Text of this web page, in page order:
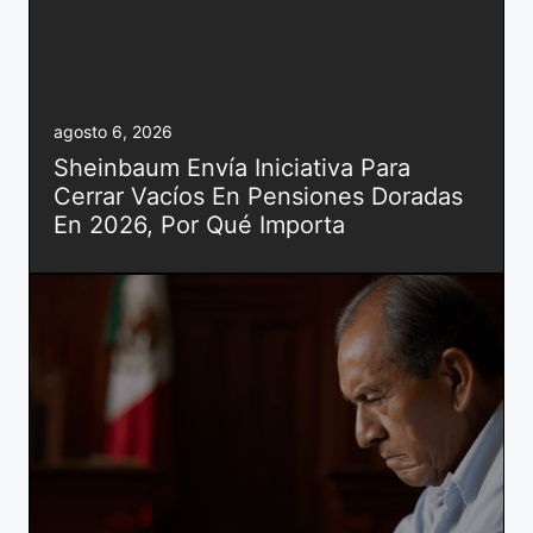
agosto 6, 2026
Sheinbaum Envía Iniciativa Para
Cerrar Vacíos En Pensiones Doradas
En 2026, Por Qué Importa